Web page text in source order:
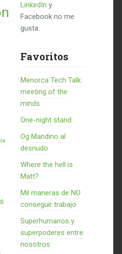
LinkedIn y
Facebook no me
gusta.
Favoritos
Menorca Tech Talk:
meeting of the
minds
One-night stand
Og Mandino al
desnudo
Where the hell is
Matt?
Mil maneras de NO
conseguir trabajo
Superhumanos y
superpoderes entre
nosotros